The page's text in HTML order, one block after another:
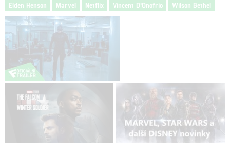
Elden Henson
Marvel Netflix Vincent D'Onofrio Wilson Bethel